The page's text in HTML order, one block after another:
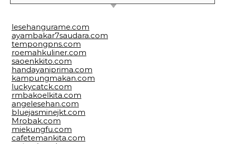
lesehangurame.com
ayambakar7saudara.com
tempongpns.com
roemahkuliner.com
saoenkkito.com
handayaniprima.com
kampungmakan.com
luckycatck.com
rmbakoelkita.com
angelesehan.com
bluejasminejkt.com
Mrobak.com
miekungfu.com
cafetemankita.com